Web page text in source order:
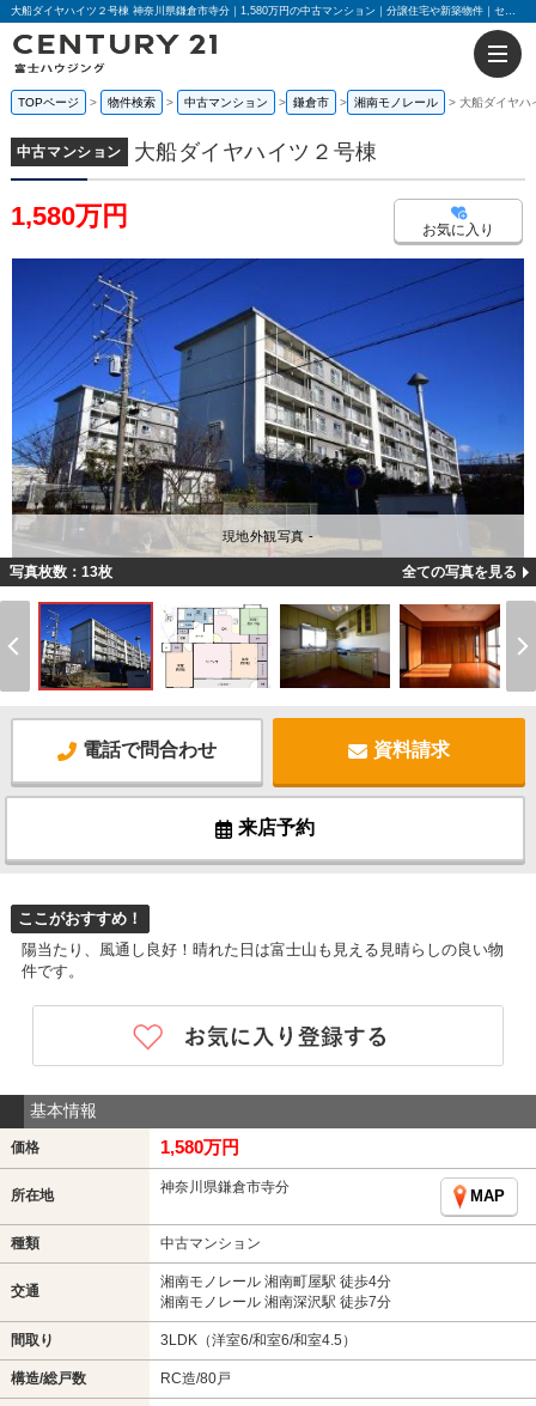
大船ダイヤハイツ２号棟 神奈川県鎌倉市寺分｜1,580万円の中古マンション｜分譲住宅や新築物件｜センチュリー21富士ハウジング
TOPページ 物件検索 中古マンション 鎌倉市 湘南モノレール 大船ダイヤハ
中古マンション 大船ダイヤハイツ２号棟
1,580万円 お気に入り
現地外観写真 -
写真枚数：13枚 全ての写真を見る
電話で問合わせ 資料請求
来店予約
ここがおすすめ！
陽当たり、風通し良好！晴れた日は富士山も見える見晴らしの良い物
件です。
基本情報
価格 1,580万円
所在地 神奈川県鎌倉市寺分
MAP
種類 中古マンション
交通
湘南モノレール 湘南町屋駅 徒歩4分
湘南モノレール 湘南深沢駅 徒歩7分
間取り 3LDK（洋室6/和室6/和室4.5）
構造/総戸数 RC造/80戸